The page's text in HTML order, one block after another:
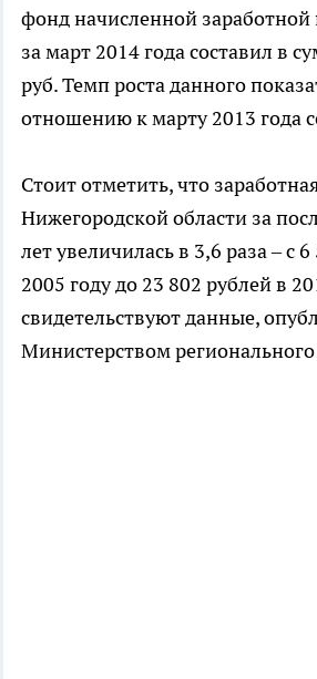
фонд начисленной заработной
за март 2014 года составил в
руб. Темп роста данного
отношению к марту 2013 года
Стоит отметить, что
Нижегородской области за
лет увеличилась в 3,6 раза – с
2005 году до 23 802 рублей в
свидетельствуют данные,
Министерством